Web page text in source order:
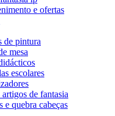
e ofertas
de pintura
mesa
escolares
de fantasia
e quebra cabeças